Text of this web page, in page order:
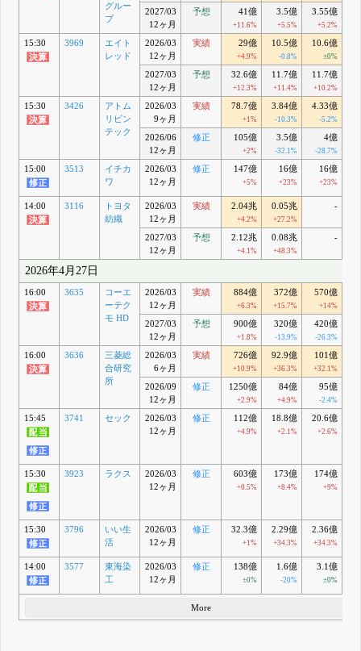
グルー
プ
2027/03
12ヶ月
予想 41億
+11.6%
3.5億
+5.5%
3.55億
+5.2%
15:30 3969
エイト
レッド
2026/03
12ヶ月
実績 29億
+4.9%
10.5億
-0.8%
10.6億
±0%
2027/03
12ヶ月
予想 32.6億
+12.3%
11.7億
+11.4%
11.7億
+10.2%
15:30 3426
アトム
リビン
テック
2026/03
9ヶ月
実績 78.7億
+1%
3.84億
-10.3%
4.33億
-5.2%
2026/06
12ヶ月
修正 105億
+2%
3.5億
-32.1%
4億
-28.7%
15:00 3513
イチカ
ワ
2026/03
12ヶ月
修正 147億
+5%
16億
+23%
16億
+23%
14:00 3116
トヨタ
紡織
2026/03
12ヶ月
実績 2.04兆
+4.2%
0.05兆
+27.2%
-
2027/03
12ヶ月
予想 2.12兆
+4.1%
0.08兆
+48.3%
-
2026年4月27日
16:00 3635
コーエ
ーテク
モ HD
2026/03
12ヶ月
実績 884億
+6.3%
372億
+15.7%
570億
+14%
2027/03
12ヶ月
予想 900億
+1.8%
320億
-13.9%
420億
-26.3%
16:00 3636
三菱総
合研究
所
2026/03
6ヶ月
実績 726億
+10.9%
92.9億
+36.3%
101億
+32.1%
2026/09
12ヶ月
修正 1250億
+2.9%
84億
+4.9%
95億
-2.4%
15:45 3741 セック
2026/03
12ヶ月
修正 112億
+4.9%
18.8億
+2.1%
20.6億
+2.6%
15:30 3923 ラクス
2026/03
12ヶ月
修正 603億
+0.5%
173億
+8.4%
174億
+9%
15:30 3796
いい生
活
2026/03
12ヶ月
修正 32.3億
+1%
2.29億
+34.3%
2.36億
+34.3%
14:00 3577
東海染
工
2026/03
12ヶ月
修正 138億
±0%
1.6億
-20%
3.1億
±0%
More